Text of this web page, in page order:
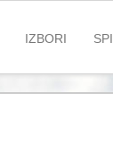
IZBORI SPI